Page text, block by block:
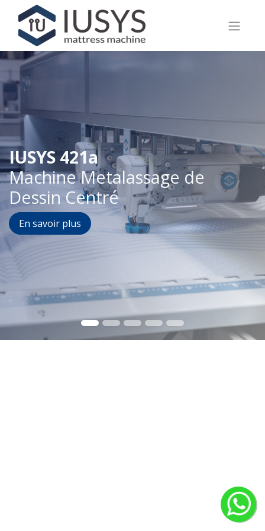
IUSYS 421a
Machine Metalassage de
Dessin Centré
En savoir plus